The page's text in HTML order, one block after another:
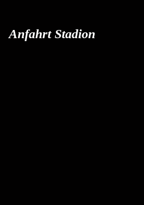
Anfahrt Stadion